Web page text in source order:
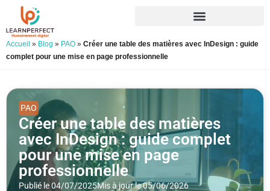
Accueil » Blog » PAO » Créer une table des matières avec InDesign : guide
complet pour une mise en page professionnelle
PAO
Créer une table des matières
avec InDesign : guide complet
pour une mise en page
professionnelle
Publié le 04/07/2025Mis à jour le 05/06/2026